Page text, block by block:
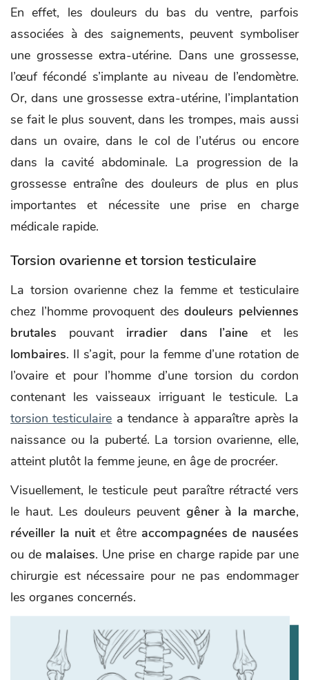
En effet, les douleurs du bas du ventre, parfois
associées à des saignements, peuvent symboliser
une grossesse extra-utérine. Dans une grossesse,
l’œuf fécondé s’implante au niveau de l’endomètre.
Or, dans une grossesse extra-utérine, l’implantation
se fait le plus souvent, dans les trompes, mais aussi
dans un ovaire, dans le col de l’utérus ou encore
dans la cavité abdominale. La progression de la
grossesse entraîne des douleurs de plus en plus
importantes et nécessite une prise en charge
médicale rapide.
Torsion ovarienne et torsion testiculaire
La torsion ovarienne chez la femme et testiculaire
chez l’homme provoquent desdouleurs pelviennes
brutales pouvant irradier dans l’aine et les
lombaires. Il s’agit, pour la femme d’une rotation de
l’ovaire et pour l’homme d’une torsion du cordon
contenant les vaisseaux irriguant le testicule. La
torsion testiculaire a tendance à apparaître après la
naissance ou la puberté. La torsion ovarienne, elle,
atteint plutôt la femme jeune, en âge de procréer.
Visuellement, le testicule peut paraître rétracté vers
le haut. Les douleurs peuvent gêner à la marche,
réveiller la nuitet être accompagnées de nausées
ou de malaises. Une prise en charge rapide par une
chirurgie est nécessaire pour ne pas endommager
les organes concernés.